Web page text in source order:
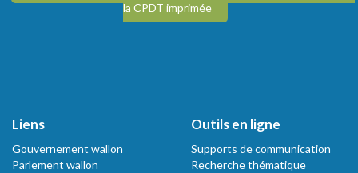
la CPDT imprimée
Liens
Gouvernement wallon
Parlement wallon
Outils en ligne
Supports de communication
Recherche thématique